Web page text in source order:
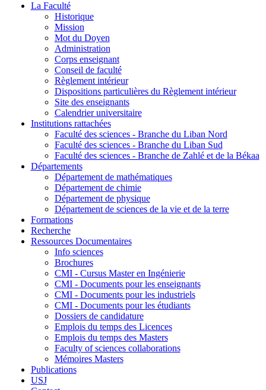
La Faculté
Historique
Mission
Mot du Doyen
Administration
Corps enseignant
Conseil de faculté
Règlement intérieur
Dispositions particulières du Règlement intérieur
Site des enseignants
Calendrier universitaire
Institutions rattachées
Faculté des sciences - Branche du Liban Nord
Faculté des sciences - Branche du Liban Sud
Faculté des sciences - Branche de Zahlé et de la Békaa
Départements
Département de mathématiques
Département de chimie
Département de physique
Département de sciences de la vie et de la terre
Formations
Recherche
Ressources Documentaires
Info sciences
Brochures
CMI - Cursus Master en Ingénierie
CMI - Documents pour les enseignants
CMI - Documents pour les industriels
CMI - Documents pour les étudiants
Dossiers de candidature
Emplois du temps des Licences
Emplois du temps des Masters
Faculty of sciences collaborations
Mémoires Masters
Publications
USJ